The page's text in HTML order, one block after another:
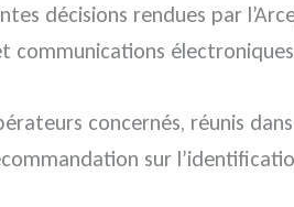
décisions rendues par
communications
concernés, réunis
sur